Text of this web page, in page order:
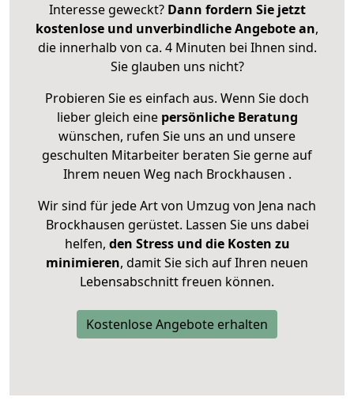
Interesse geweckt? Dann fordern Sie jetzt
kostenlose und unverbindliche Angebote an,
die innerhalb von ca. 4 Minuten bei Ihnen sind.
Sie glauben uns nicht?
Probieren Sie es einfach aus. Wenn Sie doch
lieber gleich eine persönliche Beratung
wünschen, rufen Sie uns an und unsere
geschulten Mitarbeiter beraten Sie gerne auf
Ihrem neuen Weg nach Brockhausen .
Wir sind für jede Art von Umzug von Jena nach
Brockhausen gerüstet. Lassen Sie uns dabei
helfen, den Stress und die Kosten zu
minimieren, damit Sie sich auf Ihren neuen
Lebensabschnitt freuen können.
Kostenlose Angebote erhalten